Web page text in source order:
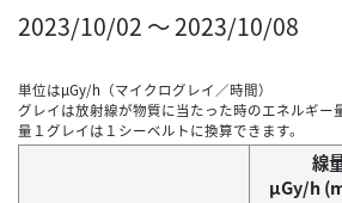
2023/10/02 ～ 2023/10/08
単位はμGy/h（マイクログレイ／時間）
グレイは放射線が物質に当たった時のエネルギー
量１グレイは１シーベルトに換算できます。
線
μGy/h